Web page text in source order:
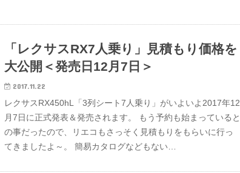
「レクサスRX7人乗り」見積もり価格を
大公開＜発売日12月7日＞
2017.11.22
レクサスRX450hL「3列シート7人乗り」がいよいよ2017年12
月7日に正式発表＆発売されます。 もう予約も始まっていると
の事だったので、リエコもさっそく見積もりをもらいに行っ
てきましたよ～。 簡易カタログなどもない…